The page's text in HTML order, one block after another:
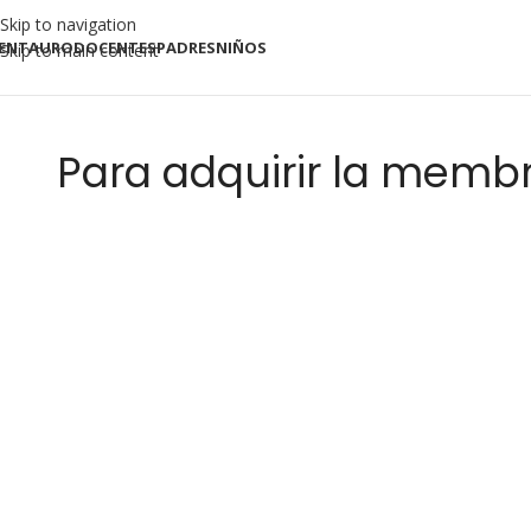
Skip to navigation
Skip to main content
DOCENTESPADRESNIÑOS
Para adquirir la